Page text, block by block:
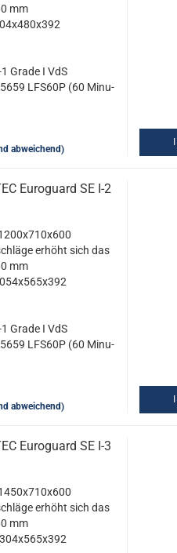
mm
Grade I VdS
LFS60P (60 Mi­nu­
abweichend)
Eu­ro­guard SE I-2
er­höht sich das
mm
Grade I VdS
LFS60P (60 Mi­nu­
abweichend)
Eu­ro­guard SE I-3
er­höht sich das
mm